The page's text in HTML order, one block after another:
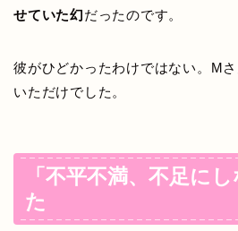
せていた幻だったのです。
彼がひどかったわけではない。M
いただけでした。
「不平不満、不足に
た